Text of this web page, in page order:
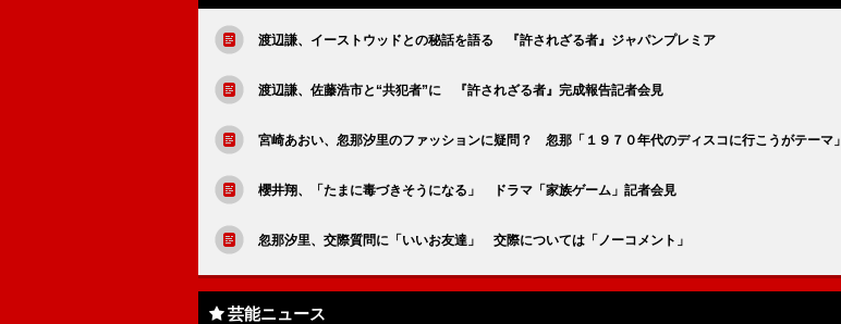
渡辺謙、イーストウッドとの秘話を語る 『許されざる者』ジャパンプレミア
渡辺謙、佐藤浩市と“共犯者”に 『許されざる者』完成報告記者会見
宮崎あおい、忽那汐里のファッションに疑問？ 忽那「１９７０年代のディスコに行こうがテーマ」
櫻井翔、「たまに毒づきそうになる」 ドラマ「家族ゲーム」記者会見
忽那汐里、交際質問に「いいお友達」 交際については「ノーコメント」
芸能ニュース